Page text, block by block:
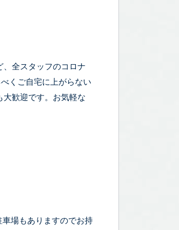
全スタッフのコロナ
くご自宅に上がらない
歓迎です。お気軽な
場もありますのでお持